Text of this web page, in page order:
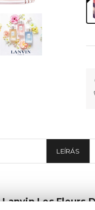
LEÍRÁS
Lanvin Les Fleurs